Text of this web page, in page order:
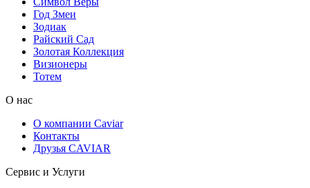
Год Змеи
Зодиак
Райский Сад
Золотая Коллекция
Визионеры
Тотем
О нас
О компании Caviar
Контакты
Друзья CAVIAR
Сервис и Услуги